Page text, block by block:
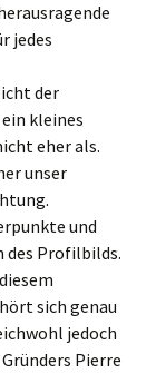
jedes
der
kleines
eher als.
unser
und
des Profilbilds.
sich genau
jedoch
Pierre